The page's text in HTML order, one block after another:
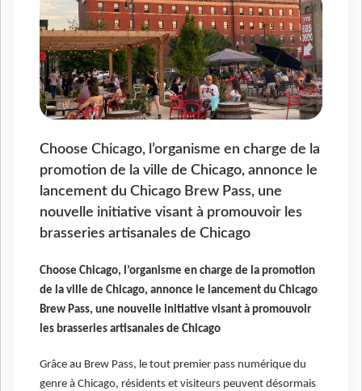
Choose Chicago, l’organisme en charge de la
promotion de la ville de Chicago, annonce le
lancement du Chicago Brew Pass, une
nouvelle initiative visant à promouvoir les
brasseries artisanales de Chicago
Choose Chicago, l’organisme en charge de la promotion
de la ville de Chicago, annonce le lancement du Chicago
Brew Pass, une nouvelle initiative visant à promouvoir
les brasseries artisanales de Chicago
Grâce au Brew Pass, le tout premier pass numérique du
genre à Chicago, résidents et visiteurs peuvent désormais